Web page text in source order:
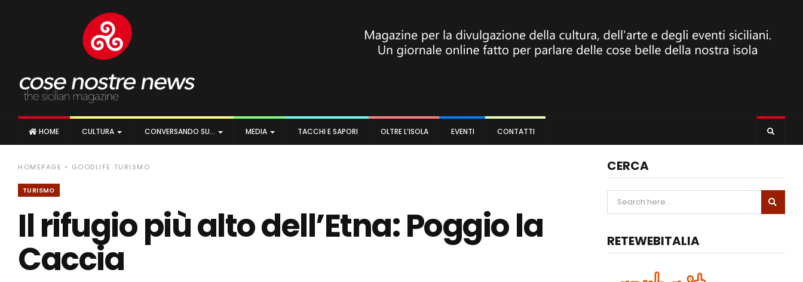
HOME CULTURA CONVERSANDO SU… MEDIA TACCHI E SAPORI OLTRE L’ISOLA EVENTI CONTATTI
HOMEPAGE » GOODLIFE TURISMO
TURISMO
Il rifugio più alto dell’Etna: Poggio la
Caccia
CERCA
RETEWEBITALIA